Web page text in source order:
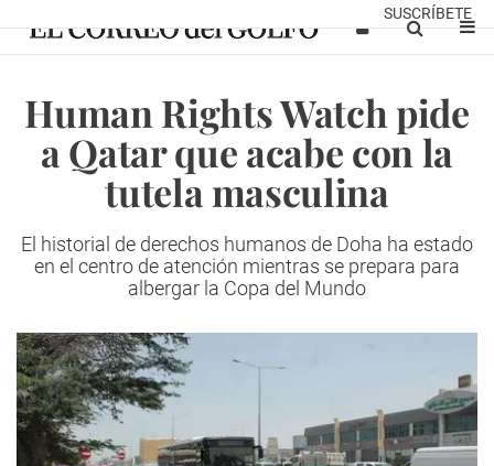
SUSCRÍBETE
Human Rights Watch pide
a Qatar que acabe con la
tutela masculina
El historial de derechos humanos de Doha ha estado
en el centro de atención mientras se prepara para
albergar la Copa del Mundo